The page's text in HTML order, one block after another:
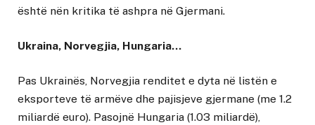
është nën kritika të ashpra në Gjermani.
Ukraina, Norvegjia, Hungaria…
Pas Ukrainës, Norvegjia renditet e dyta në listën e
eksporteve të armëve dhe pajisjeve gjermane (me 1.2
miliardë euro). Pasojnë Hungaria (1.03 miliardë),